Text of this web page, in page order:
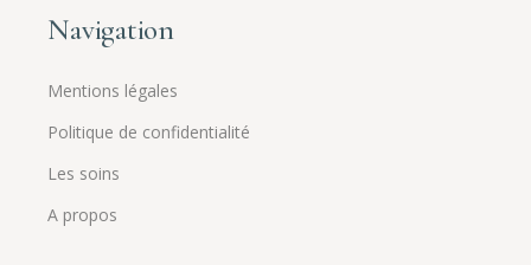
Navigation
Mentions légales
Politique de confidentialité
Les soins
A propos